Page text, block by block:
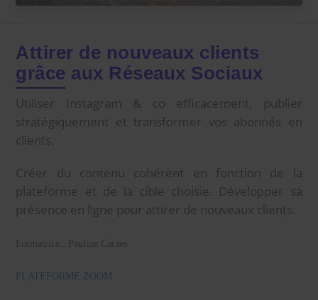
Attirer de nouveaux clients
grâce aux Réseaux Sociaux
Utiliser Instagram & co efficacement, publier
stratégiquement et transformer vos abonnés en
clients.
Créer du contenu cohérent en fonction de la
plateforme et de la cible choisie. Développer sa
présence en ligne pour attirer de nouveaux clients.
Formatrice : Pauline Caraes
PLATEFORME ZOOM